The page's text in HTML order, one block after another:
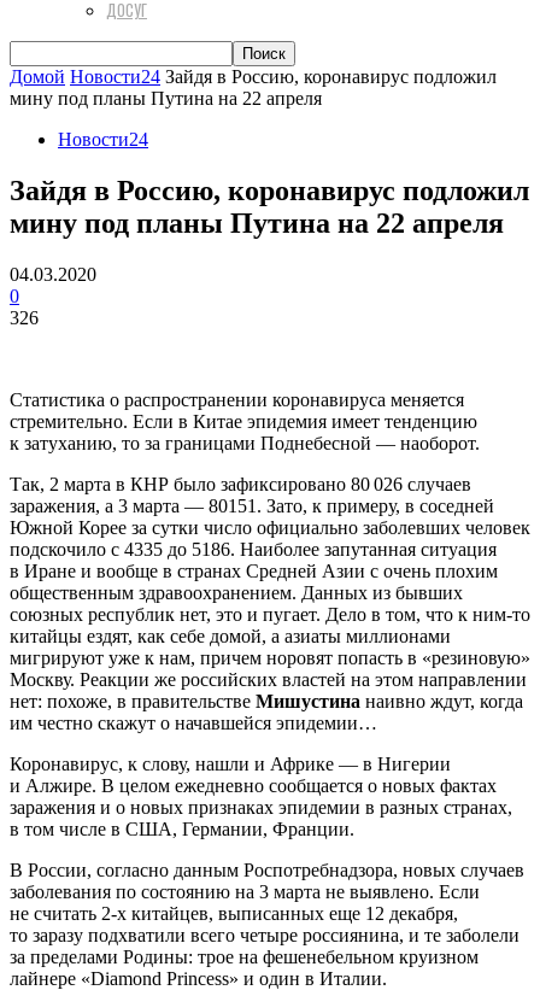
ДОСУГ
Домой Новости24 Зайдя в Россию, коронавирус подложил
мину под планы Путина на 22 апреля
Новости24
Зайдя в Россию, коронавирус подложил
мину под планы Путина на 22 апреля
04.03.2020
0
326
Статистика о распространении коронавируса меняется
стремительно. Если в Китае эпидемия имеет тенденцию
к затуханию, то за границами Поднебесной — наоборот.
Так, 2 марта в КНР было зафиксировано 80 026 случаев
заражения, а 3 марта — 80151. Зато, к примеру, в соседней
Южной Корее за сутки число официально заболевших человек
подскочило с 4335 до 5186. Наиболее запутанная ситуация
в Иране и вообще в странах Средней Азии с очень плохим
общественным здравоохранением. Данных из бывших
союзных республик нет, это и пугает. Дело в том, что к ним-то
китайцы ездят, как себе домой, а азиаты миллионами
мигрируют уже к нам, причем норовят попасть в «резиновую»
Москву. Реакции же российских властей на этом направлении
нет: похоже, в правительстве Мишустина наивно ждут, когда
им честно скажут о начавшейся эпидемии…
Коронавирус, к слову, нашли и Африке — в Нигерии
и Алжире. В целом ежедневно сообщается о новых фактах
заражения и о новых признаках эпидемии в разных странах,
в том числе в США, Германии, Франции.
В России, согласно данным Роспотребнадзора, новых случаев
заболевания по состоянию на 3 марта не выявлено. Если
не считать 2-х китайцев, выписанных еще 12 декабря,
то заразу подхватили всего четыре россиянина, и те заболели
за пределами Родины: трое на фешенебельном круизном
лайнере «Diamond Princess» и один в Италии.